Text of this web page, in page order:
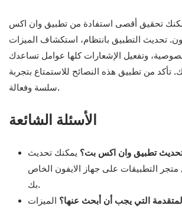
يمكنك تحقيق أقصى استفادة من تطبيق وان اكس
تحديث التطبيق بانتظام، استكشاف الميزات
وتفعيل الإشعارات كلها عوامل تساعدك
تأكد من تطبيق هذه النصائح للاستمتاع بتجربة
سلسة وفعالة.
الأسئلة الشائعة
تطبيق وان اكس بت؟ يمكنك تحديث
التطبيقات على جهاز الايفون الخاص
بك.
التي يجب أن أبحث عنها؟ الميزات